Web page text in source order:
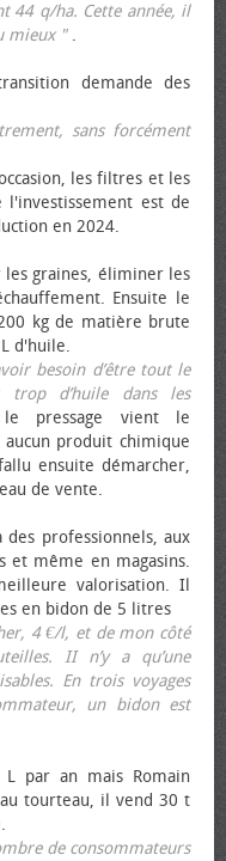
44 q/ha. Cette année, il
mieux ".
demande des
sans forcément
les filtres et les
est de
en 2024.
graines, éliminer les
Ensuite le
kg de matière brute
d'huile.
besoin d’être tout le
d’huile dans les
pressage vient le
produit chimique
ensuite démarcher,
de vente.
professionnels, aux
et même en magasins.
valorisation. Il
en bidon de 5 litres
4 €/l, et de mon côté
II n’y a qu’une
En trois voyages
un bidon est
par an mais Romain
tourteau, il vend 30 t
de consommateurs